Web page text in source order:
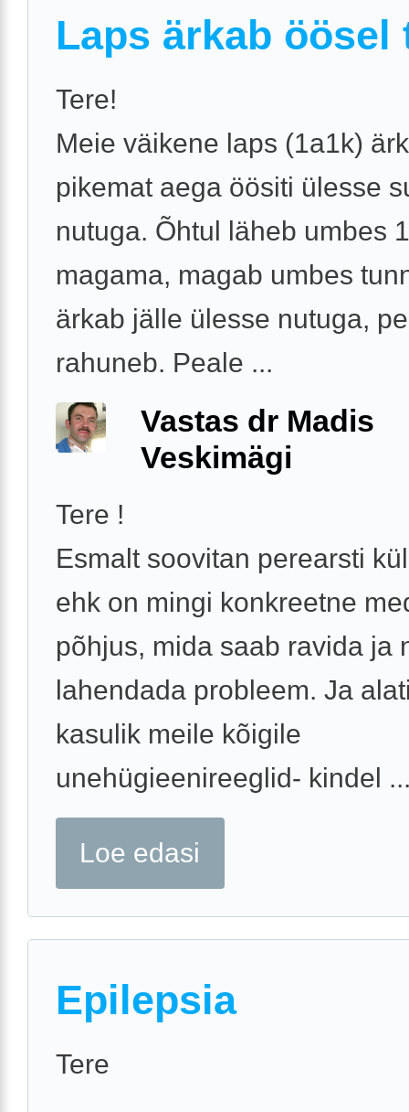
Laps ärkab öösel
Tere!
Meie väikene laps (1a1k)
pikemat aega öösiti ülesse
nutuga. Õhtul läheb umbes
magama, magab umbes
ärkab jälle ülesse nutuga,
rahuneb. Peale ...
Vastas dr Madis
Veskimägi
Tere !
Esmalt soovitan perearsti
ehk on mingi konkreetne
põhjus, mida saab ravida ja
lahendada probleem. Ja
kasulik meile kõigile
unehügieenireeglid- kindel
Loe edasi
Epilepsia
Tere